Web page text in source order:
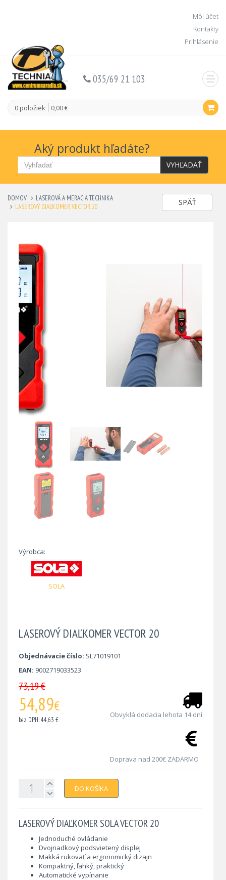
Môj účet
Kontakty
Prihlásenie
0 položiek 0,00 €
035/69 21 103
Aký produkt hľadáte?
VYHĽADAŤ
SPÄŤ
DOMOV
LASEROVÁ A MERACIA TECHNIKA
LASEROVÝ DIAĽKOMER VECTOR 20
Výrobca:
SOLA
LASEROVÝ DIAĽKOMER VECTOR 20
Objednávacie číslo: SL71019101
EAN: 9002719033523
73,19 €
54,89€
bez DPH: 44,63 €
Obvyklá dodacia lehota 14 dní
Doprava nad 200€ ZADARMO
DO KOŠÍKA
LASEROVÝ DIAĽKOMER SOLA VECTOR 20
Jednoduché ovládanie
Dvojriadkový podsvietený displej
Mäkká rukoväť a ergonomický dizajn
Kompaktný, ľahký, praktický
Automatické vypínanie